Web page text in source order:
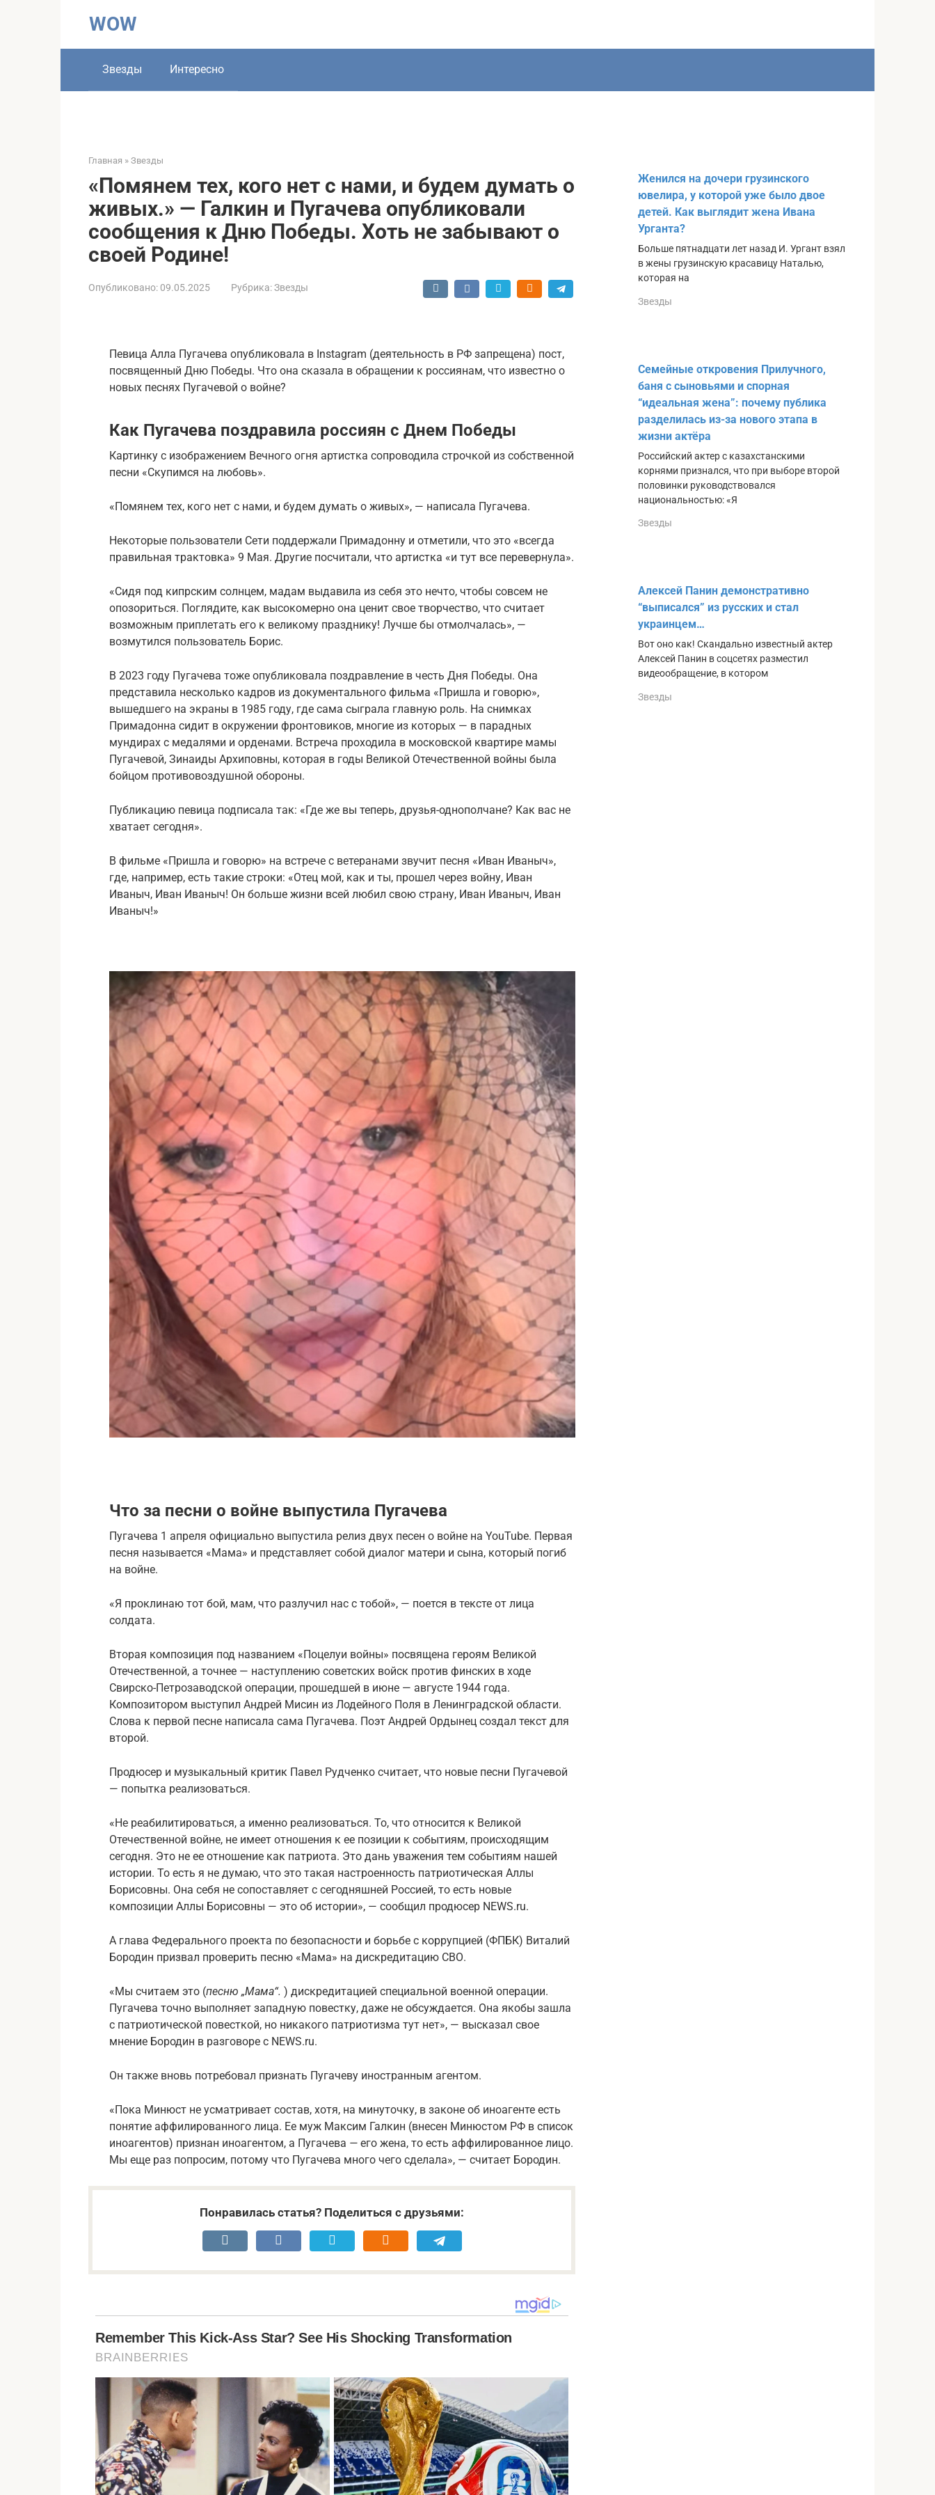
WOW
Звезды Интересно
Главная » Звезды
«Помянем тех, кого нет с нами, и будем думать о
живых.» — Галкин и Пугачева опубликовали
сообщения к Дню Победы. Хоть не забывают о
своей Родине!
Опубликовано: 09.05.2025 Рубрика:Звезды
Певица Алла Пугачева опубликовала в Instagram (деятельность в РФ запрещена) пост,
посвященный Дню Победы. Что она сказала в обращении к россиянам, что известно о
новых песнях Пугачевой о войне?
Как Пугачева поздравила россиян с Днем Победы
Картинку с изображением Вечного огня артистка сопроводила строчкой из собственной
песни «Скупимся на любовь».
«Помянем тех, кого нет с нами, и будем думать о живых», — написала Пугачева.
Некоторые пользователи Сети поддержали Примадонну и отметили, что это «всегда
правильная трактовка» 9 Мая. Другие посчитали, что артистка «и тут все перевернула».
«Сидя под кипрским солнцем, мадам выдавила из себя это нечто, чтобы совсем не
опозориться. Поглядите, как высокомерно она ценит свое творчество, что считает
возможным приплетать его к великому празднику! Лучше бы отмолчалась», —
возмутился пользователь Борис.
В 2023 году Пугачева тоже опубликовала поздравление в честь Дня Победы. Она
представила несколько кадров из документального фильма «Пришла и говорю»,
вышедшего на экраны в 1985 году, где сама сыграла главную роль. На снимках
Примадонна сидит в окружении фронтовиков, многие из которых — в парадных
мундирах с медалями и орденами. Встреча проходила в московской квартире мамы
Пугачевой, Зинаиды Архиповны, которая в годы Великой Отечественной войны была
бойцом противовоздушной обороны.
Публикацию певица подписала так: «Где же вы теперь, друзья-однополчане? Как вас не
хватает сегодня».
В фильме «Пришла и говорю» на встрече с ветеранами звучит песня «Иван Иваныч»,
где, например, есть такие строки: «Отец мой, как и ты, прошел через войну, Иван
Иваныч, Иван Иваныч! Он больше жизни всей любил свою страну, Иван Иваныч, Иван
Иваныч!»
Что за песни о войне выпустила Пугачева
Пугачева 1 апреля официально выпустила релиз двух песен о войне на YouTube. Первая
песня называется «Мама» и представляет собой диалог матери и сына, который погиб
на войне.
«Я проклинаю тот бой, мам, что разлучил нас с тобой», — поется в тексте от лица
солдата.
Вторая композиция под названием «Поцелуи войны» посвящена героям Великой
Отечественной, а точнее — наступлению советских войск против финских в ходе
Свирско-Петрозаводской операции, прошедшей в июне — августе 1944 года.
Композитором выступил Андрей Мисин из Лодейного Поля в Ленинградской области.
Слова к первой песне написала сама Пугачева. Поэт Андрей Ордынец создал текст для
второй.
Продюсер и музыкальный критик Павел Рудченко считает, что новые песни Пугачевой
— попытка реализоваться.
«Не реабилитироваться, а именно реализоваться. То, что относится к Великой
Отечественной войне, не имеет отношения к ее позиции к событиям, происходящим
сегодня. Это не ее отношение как патриота. Это дань уважения тем событиям нашей
истории. То есть я не думаю, что это такая настроенность патриотическая Аллы
Борисовны. Она себя не сопоставляет с сегодняшней Россией, то есть новые
композиции Аллы Борисовны — это об истории», — сообщил продюсер NEWS.ru.
А глава Федерального проекта по безопасности и борьбе с коррупцией (ФПБК) Виталий
Бородин призвал проверить песню «Мама» на дискредитацию СВО.
«Мы считаем это (песню „Мама“. ) дискредитацией специальной военной операции.
Пугачева точно выполняет западную повестку, даже не обсуждается. Она якобы зашла
с патриотической повесткой, но никакого патриотизма тут нет», — высказал свое
мнение Бородин в разговоре с NEWS.ru.
Он также вновь потребовал признать Пугачеву иностранным агентом.
«Пока Минюст не усматривает состав, хотя, на минуточку, в законе об иноагенте есть
понятие аффилированного лица. Ее муж Максим Галкин (внесен Минюстом РФ в список
иноагентов) признан иноагентом, а Пугачева — его жена, то есть аффилированное лицо.
Мы еще раз попросим, потому что Пугачева много чего сделала», — считает Бородин.
Понравилась статья? Поделиться с друзьями:
Женился на дочери грузинского
ювелира, у которой уже было двое
детей. Как выглядит жена Ивана
Урганта?
Больше пятнадцати лет назад И. Ургант взял
в жены грузинскую красавицу Наталью,
которая на
Звезды
Семейные откровения Прилучного,
баня с сыновьями и спорная
“идеальная жена”: почему публика
разделилась из-за нового этапа в
жизни актёра
Российский актер с казахстанскими
корнями признался, что при выборе второй
половинки руководствовался
национальностью: «Я
Звезды
Алексей Панин демонстративно
“выписался” из pyccкиx и стал
yкpаинцем…
Вот оно как! Скандально известный актер
Алексей Панин в соцсетях разместил
видеообращение, в котором
Звезды